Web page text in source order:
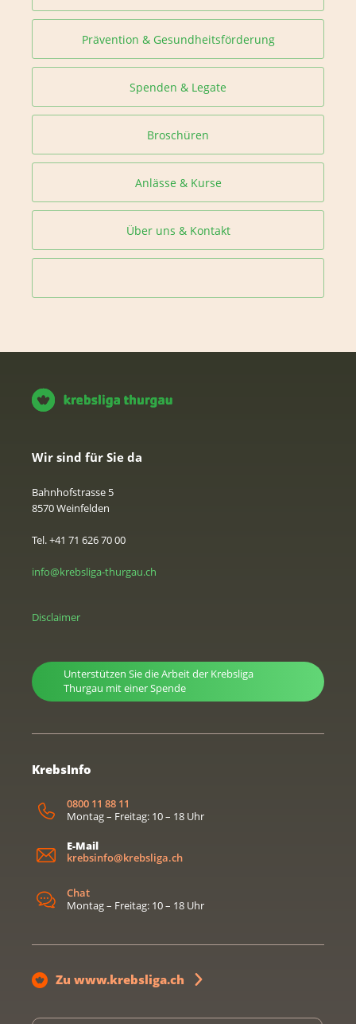
Prävention & Gesundheitsförderung
Spenden & Legate
Broschüren
Anlässe & Kurse
Über uns & Kontakt
Wir sind für Sie da
Bahnhofstrasse 5
8570 Weinfelden
Tel. +41 71 626 70 00
info@krebsliga-thurgau.ch
Disclaimer
Unterstützen Sie die Arbeit der Krebsliga
Thurgau mit einer Spende
KrebsInfo
0800 11 88 11
Montag – Freitag: 10 – 18 Uhr
E-Mail
krebsinfo@krebsliga.ch
Chat
Montag – Freitag: 10 – 18 Uhr
Zu www.krebsliga.ch